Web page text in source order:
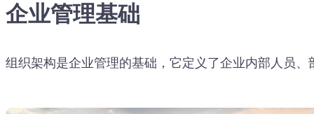
企业管理基础
组织架构是企业管理的基础，它定义了企业内部人员